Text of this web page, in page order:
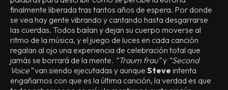
finalmente liberada tras tantos años de espera. Por donde
se vea hay gente vibrando y cantando hasta desgarrarse
las cuerdas. Todos bailan y dejan su cuerpo moverse al
ritmo de la música, y el juego de luces en cada canción
regalan al ojo una experiencia de celebración total que
jamás se borrará de la mente. “Traum frau”y “Second
Voice”van siendo ejecutadas y aunque Steve intenta
engañarnos con que es la última canción, la verdad es que